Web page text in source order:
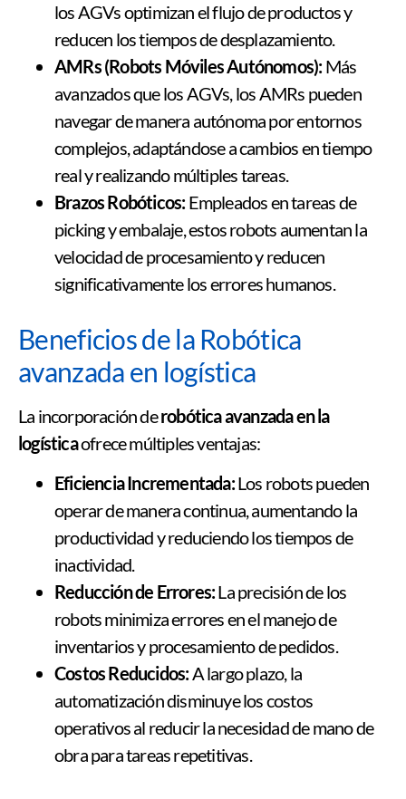
los AGVs optimizan el flujo de productos y
reducen los tiempos de desplazamiento.
AMRs (Robots Móviles Autónomos):Más
avanzados que los AGVs, los AMRs pueden
navegar de manera autónoma por entornos
complejos, adaptándose a cambios en tiempo
real y realizando múltiples tareas.
Brazos Robóticos:Empleados en tareas de
picking y embalaje, estos robots aumentan la
velocidad de procesamiento y reducen
significativamente los errores humanos.
Beneficios de la Robótica
avanzada en logística
La incorporación derobótica avanzada en la
logísticaofrece múltiples ventajas:
Eficiencia Incrementada:Los robots pueden
operar de manera continua, aumentando la
productividad y reduciendo los tiempos de
inactividad.
Reducción de Errores:La precisión de los
robots minimiza errores en el manejo de
inventarios y procesamiento de pedidos.
Costos Reducidos:A largo plazo, la
automatización disminuye los costos
operativos al reducir la necesidad de mano de
obra para tareas repetitivas.